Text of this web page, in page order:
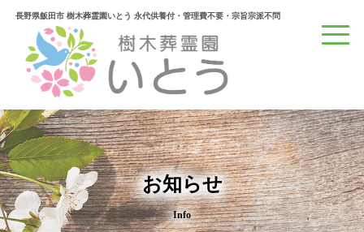
長野県飯田市 樹木葬霊園いとう 永代供養付・管理費不要・宗旨宗派不問
お知らせ
Info